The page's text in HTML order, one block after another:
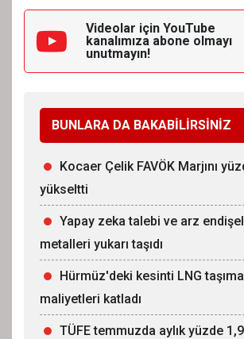
Videolar için YouTube
kanalımıza abone olmayı
unutmayın!
BUNLARA DA BAKABİLİRSİNİZ
Kocaer Çelik FAVÖK Marjını
yükseltti
Yapay zeka talebi ve arz
metalleri yukarı taşıdı
Hürmüz'deki kesinti LNG
maliyetleri katladı
TÜFE temmuzda aylık yüzde